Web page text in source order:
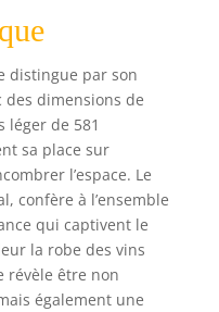
distingue par son
des dimensions de
léger de 581
sa place sur
l’espace. Le
confère à l’ensemble
qui captivent le
la robe des vins
révèle être non
également une